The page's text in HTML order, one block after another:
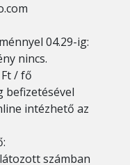
04.29-ig:
nincs.
/ fő
befizetésével
intézhető az
számban